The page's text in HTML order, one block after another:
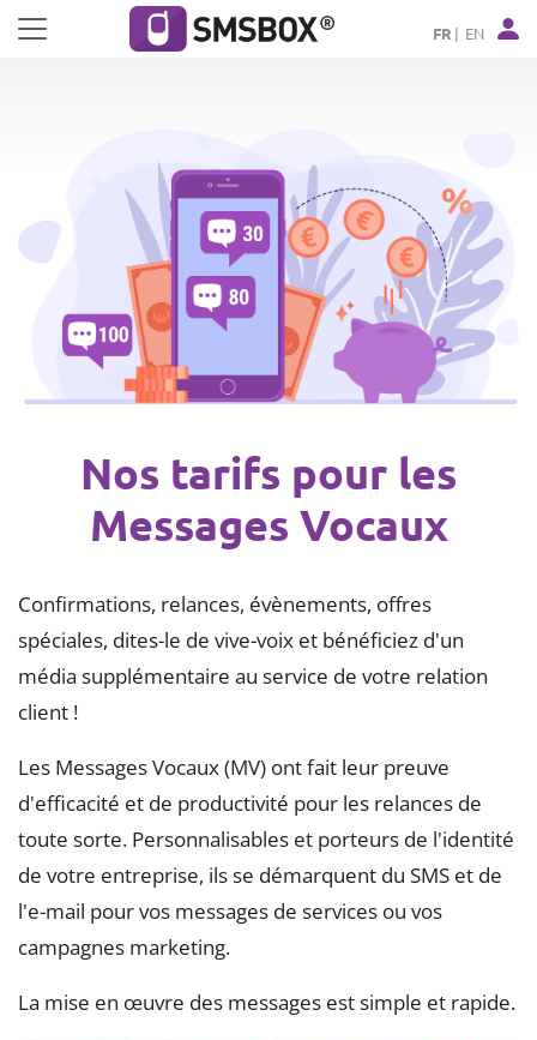
Panneau de gestion des cookies
FR EN
Nos tarifs pour les
Messages Vocaux
Confirmations, relances, évènements, offres
spéciales, dites-le de vive-voix et bénéficiez d'un
média supplémentaire au service de votre relation
client !
Les Messages Vocaux (MV) ont fait leur preuve
d'efficacité et de productivité pour les relances de
toute sorte. Personnalisables et porteurs de l'identité
de votre entreprise, ils se démarquent du SMS et de
l'e-mail pour vos messages de services ou vos
campagnes marketing.
La mise en œuvre des messages est simple et rapide.